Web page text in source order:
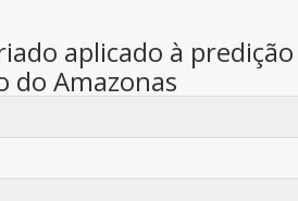
aplicado à predição
do Amazonas